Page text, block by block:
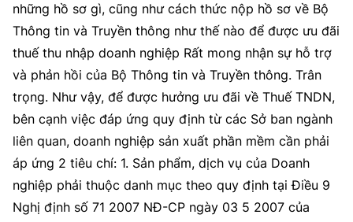
những hồ sơ gì, cũng như cách thức nộp hồ sơ về Bộ
Thông tin và Truyền thông như thế nào để được ưu đãi
thuế thu nhập doanh nghiệp Rất mong nhận sự hỗ trợ
và phản hồi của Bộ Thông tin và Truyền thông. Trân
trọng. Như vậy, để được hưởng ưu đãi về Thuế TNDN,
bên cạnh việc đáp ứng quy định từ các Sở ban ngành
liên quan, doanh nghiệp sản xuất phần mềm cần phải
áp ứng 2 tiêu chí: 1. Sản phẩm, dịch vụ của Doanh
nghiệp phải thuộc danh mục theo quy định tại Điều 9
Nghị định số 71 2007 NĐ-CP ngày 03 5 2007 của